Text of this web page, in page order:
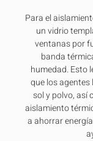
Para el
un vidrio
ventanas por
banda
humedad. Esto
que los agentes
sol y polvo, así
aislamiento
a ahorrar